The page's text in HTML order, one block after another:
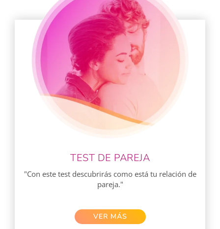
TEST DE PAREJA
"Con este test descubrirás como está tu relación de
pareja."
VER MÁS​